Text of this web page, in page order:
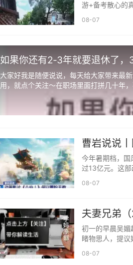
游+备考散心的
08-07
如果你还有2‑3年就要退休了
大家好我是随便说说，每天给大家带来最
用，就点个关注～在职场里面打拼几十年
曹岩说说
今年暑期档，
过13亿元。这
08-07
夫妻兄弟
初一的早晨吴媚
睹物思人，提
08-07